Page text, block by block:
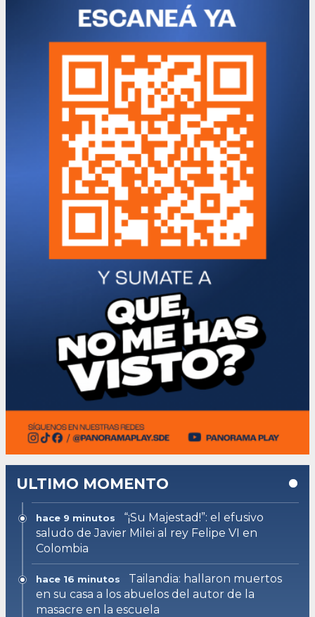
ULTIMO MOMENTO
hace 9 minutos
“¡Su Majestad!”: el efusivo
saludo de Javier Milei al rey Felipe VI en
Colombia
hace 16 minutos
Tailandia: hallaron muertos
en su casa a los abuelos del autor de la
masacre en la escuela